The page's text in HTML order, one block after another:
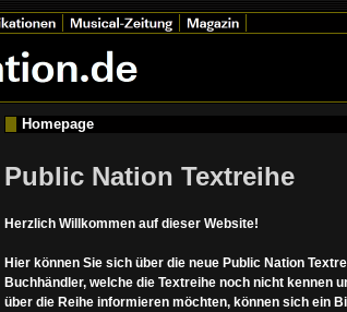
Homepage
Public Nation Textreihe
Herzlich Willkommen auf dieser Website!
Hier können Sie sich über die neue Public Nation
Buchhändler, welche die Textreihe noch nicht kennen
über die Reihe informieren möchten, können sich ein